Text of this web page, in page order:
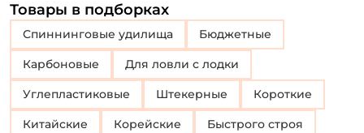
Товары в подборках
Спиннинговые удилища Бюджетные
Карбоновые Для ловли с лодки
Углепластиковые Штекерные Короткие
Китайские Корейские Быстрого строя